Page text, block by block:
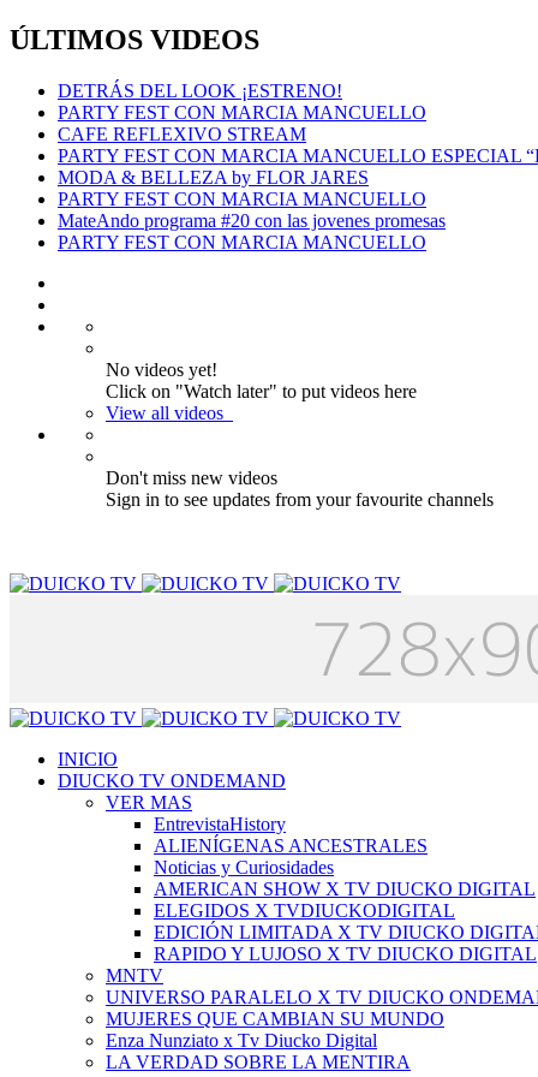
ÚLTIMOS VIDEOS
DETRÁS DEL LOOK ¡ESTRENO!
PARTY FEST CON MARCIA MANCUELLO
CAFE REFLEXIVO STREAM
PARTY FEST CON MARCIA MANCUELLO ESPECIAL
MODA & BELLEZA by FLOR JARES
PARTY FEST CON MARCIA MANCUELLO
MateAndo programa #20 con las jovenes promesas
PARTY FEST CON MARCIA MANCUELLO
No videos yet!
Click on "Watch later" to put videos here
View all videos
Don't miss new videos
Sign in to see updates from your favourite channels
INICIO
DIUCKO TV ONDEMAND
VER MAS
EntrevistaHistory
ALIENÍGENAS ANCESTRALES
Noticias y Curiosidades
AMERICAN SHOW X TV DIUCKO DIGITAL
ELEGIDOS X TVDIUCKODIGITAL
EDICIÓN LIMITADA X TV DIUCKO
RAPIDO Y LUJOSO X TV DIUCKO DIGITAL
MNTV
UNIVERSO PARALELO X TV DIUCKO
MUJERES QUE CAMBIAN SU MUNDO
Enza Nunziato x Tv Diucko Digital
LA VERDAD SOBRE LA MENTIRA